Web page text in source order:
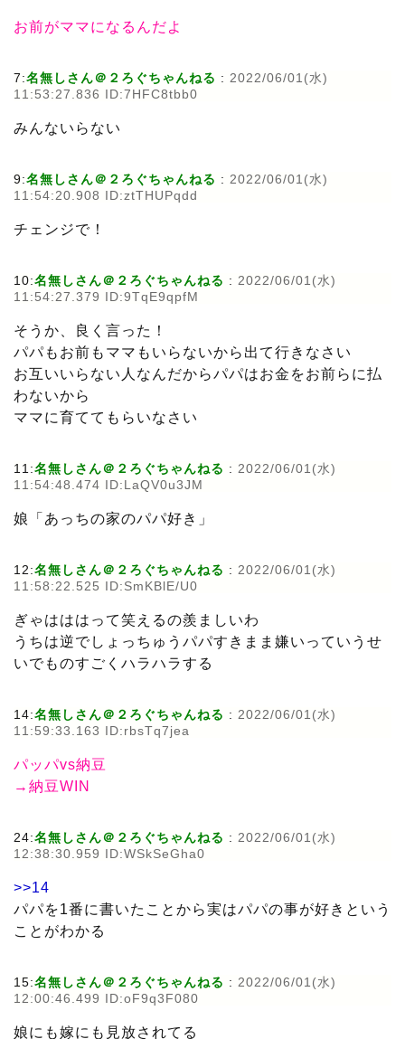
お前がママになるんだよ
7:名無しさん＠２ろぐちゃんねる : 2022/06/01(水)
11:53:27.836 ID:7HFC8tbb0
みんないらない
9:名無しさん＠２ろぐちゃんねる : 2022/06/01(水)
11:54:20.908 ID:ztTHUPqdd
チェンジで！
10:名無しさん＠２ろぐちゃんねる : 2022/06/01(水)
11:54:27.379 ID:9TqE9qpfM
そうか、良く言った！
パパもお前もママもいらないから出て行きなさい
お互いいらない人なんだからパパはお金をお前らに払
わないから
ママに育ててもらいなさい
11:名無しさん＠２ろぐちゃんねる : 2022/06/01(水)
11:54:48.474 ID:LaQV0u3JM
娘「あっちの家のパパ好き」
12:名無しさん＠２ろぐちゃんねる : 2022/06/01(水)
11:58:22.525 ID:SmKBlE/U0
ぎゃはははって笑えるの羨ましいわ
うちは逆でしょっちゅうパパすきまま嫌いっていうせ
いでものすごくハラハラする
14:名無しさん＠２ろぐちゃんねる : 2022/06/01(水)
11:59:33.163 ID:rbsTq7jea
パッパvs納豆
→納豆WIN
24:名無しさん＠２ろぐちゃんねる : 2022/06/01(水)
12:38:30.959 ID:WSkSeGha0
>>14
パパを1番に書いたことから実はパパの事が好きという
ことがわかる
15:名無しさん＠２ろぐちゃんねる : 2022/06/01(水)
12:00:46.499 ID:oF9q3F080
娘にも嫁にも見放されてる